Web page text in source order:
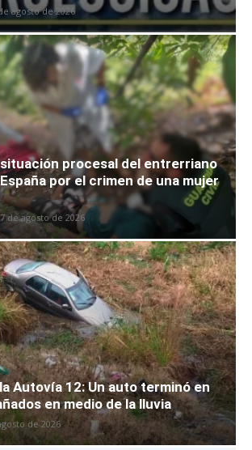
agosto de 2026
situación procesal del entrerriano
por el crimen de una mujer
7 de agosto de 2026
Autovía 12: Un auto terminó en
en medio de la lluvia
de 2026